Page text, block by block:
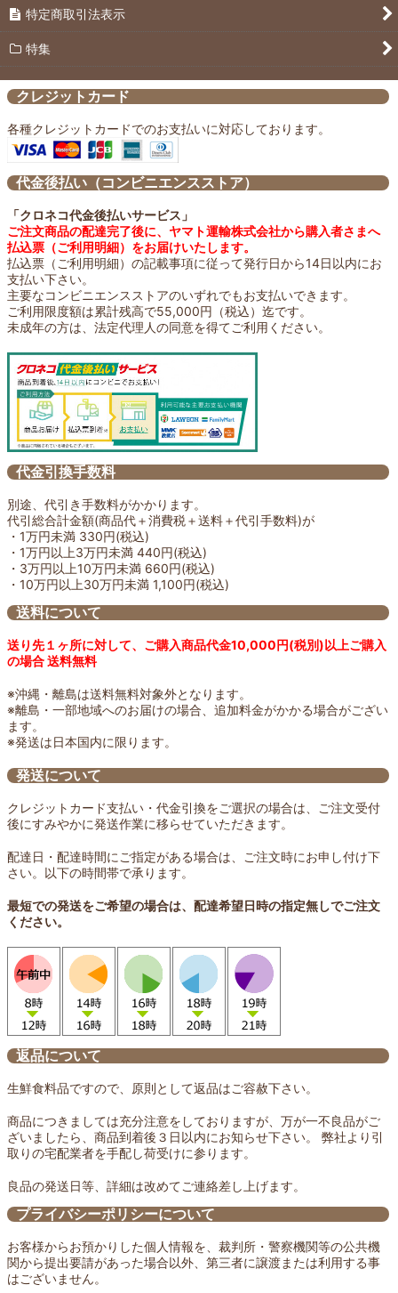
パンのおともに
ご飯のおともに
焼肉のおともに
日々の習慣に
SALE
特定商取引法表示
特集
クレジットカード
各種クレジットカードでのお支払いに対応しております。
代金後払い（コンビニエンスストア）
「クロネコ代金後払いサービス」
ご注文商品の配達完了後に、ヤマト運輸株式会社から購入者さまへ
払込票（ご利用明細）をお届けいたします。
払込票（ご利用明細）の記載事項に従って発行日から14日以内にお
支払い下さい。
主要なコンビニエンスストアのいずれでもお支払いできます。
ご利用限度額は累計残高で55,000円（税込）迄です。
未成年の方は、法定代理人の同意を得てご利用ください。
代金引換手数料
別途、代引き手数料がかかります。
代引総合計金額(商品代＋消費税＋送料＋代引手数料)が
・1万円未満 330円(税込)
・1万円以上3万円未満 440円(税込)
・3万円以上10万円未満 660円(税込)
・10万円以上30万円未満 1,100円(税込)
送料について
送り先１ヶ所に対して、ご購入商品代金10,000円(税別)以上ご購入
の場合 送料無料
※沖縄・離島は送料無料対象外となります。
※離島・一部地域へのお届けの場合、追加料金がかかる場合がござい
ます。
※発送は日本国内に限ります。
発送について
クレジットカード支払い・代金引換をご選択の場合は、ご注文受付
後にすみやかに発送作業に移らせていただきます。
配達日・配達時間にご指定がある場合は、ご注文時にお申し付け下
さい。以下の時間帯で承ります。
最短での発送をご希望の場合は、配達希望日時の指定無しでご注文
ください。
返品について
生鮮食料品ですので、原則として返品はご容赦下さい。
商品につきましては充分注意をしておりますが、万が一不良品がご
ざいましたら、商品到着後３日以内にお知らせ下さい。 弊社より引
取りの宅配業者を手配し荷受けに参ります。
良品の発送日等、詳細は改めてご連絡差し上げます。
プライバシーポリシーについて
お客様からお預かりした個人情報を、裁判所・警察機関等の公共機
関から提出要請があった場合以外、第三者に譲渡または利用する事
はございません。